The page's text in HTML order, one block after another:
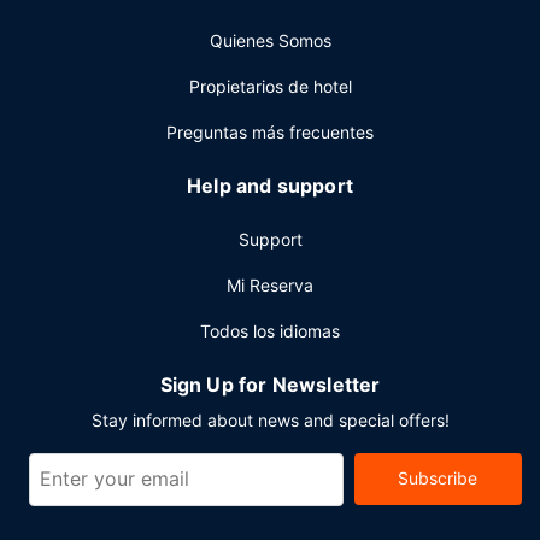
Tendrás un centro de negocios, check-in exprés y check-
out exprés a tu disposición. Las instalaciones para eventos
de este hotel incluyen centro de conferencias y 2 salas de
reuniones. Hay un aparcamiento sin asistencia gratuito
Quienes Somos
Propietarios de hotel
Preguntas más frecuentes
Help and support
Support
Mi Reserva
Todos los idiomas
Sign Up for Newsletter
Stay informed about news and special offers!
Subscribe